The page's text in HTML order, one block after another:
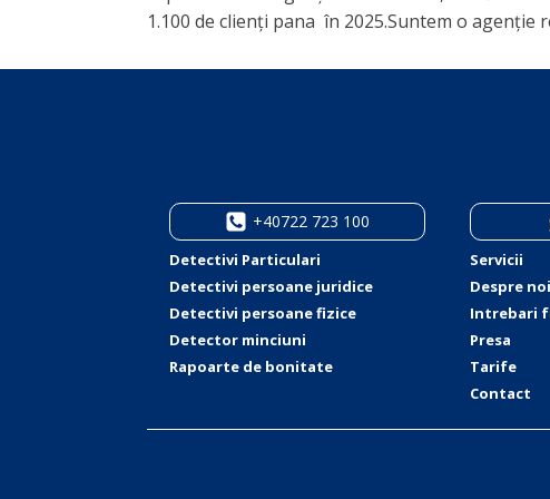
1.100 de clienți pana în 2025.Suntem o
+40722 723 100
Detectivi Particulari
Detectivi persoane juridice
Detectivi persoane fizice
Detector minciuni
Rapoarte de bonitate
Servicii
Despre noi
Intrebari
Presa
Tarife
Contact